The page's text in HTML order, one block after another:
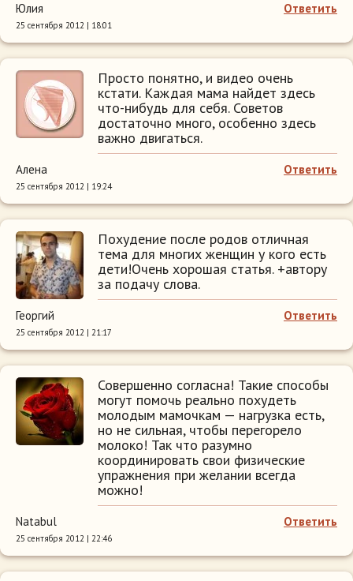
Ответить
Юлия
25 сентября 2012 | 18:01
Просто понятно, и видео очень
кстати. Каждая мама найдет здесь
что-нибудь для себя. Советов
достаточно много, особенно здесь
важно двигаться.
Ответить
Алена
25 сентября 2012 | 19:24
Похудение после родов отличная
тема для многих женщин у кого есть
дети!Очень хорошая статья. +автору
за подачу слова.
Ответить
Георгий
25 сентября 2012 | 21:17
Совершенно согласна! Такие способы
могут помочь реально похудеть
молодым мамочкам — нагрузка есть,
но не сильная, чтобы перегорело
молоко! Так что разумно
координировать свои физические
упражнения при желании всегда
можно!
Ответить
Natabul
25 сентября 2012 | 22:46